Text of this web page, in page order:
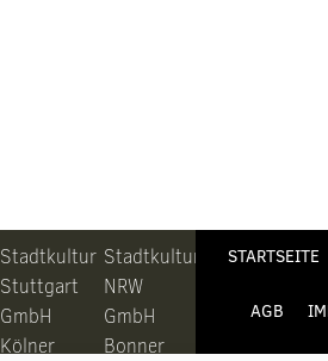
Stadtkultur
Stuttgart
GmbH
Kölner
Stadtkultur
NRW
GmbH
Bonner
STARTSEITE
AGB